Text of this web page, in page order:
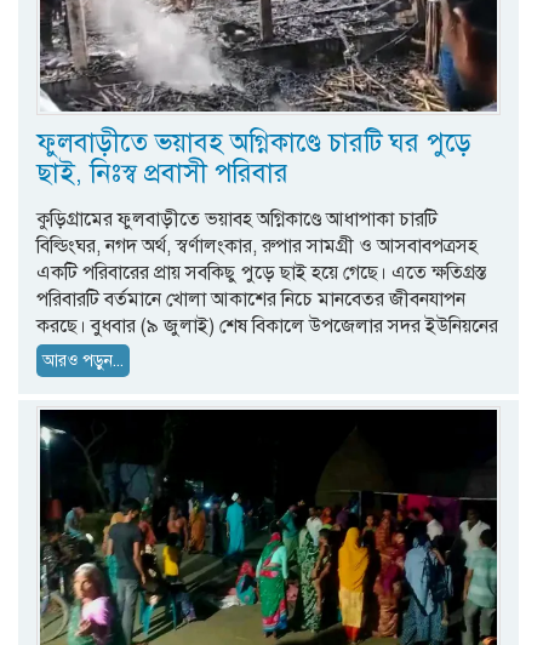
ফুলবাড়ীতে ভয়াবহ অগ্নিকাণ্ডে চারটি ঘর পুড়ে
ছাই, নিঃস্ব প্রবাসী পরিবার
কুড়িগ্রামের ফুলবাড়ীতে ভয়াবহ অগ্নিকাণ্ডে আধাপাকা চারটি
বিল্ডিংঘর, নগদ অর্থ, স্বর্ণালংকার, রুপার সামগ্রী ও আসবাবপত্রসহ
একটি পরিবারের প্রায় সবকিছু পুড়ে ছাই হয়ে গেছে। এতে ক্ষতিগ্রস্ত
পরিবারটি বর্তমানে খোলা আকাশের নিচে মানবেতর জীবনযাপন
করছে। বুধবার (৯ জুলাই) শেষ বিকালে উপজেলার সদর ইউনিয়নের
আরও পড়ুন...